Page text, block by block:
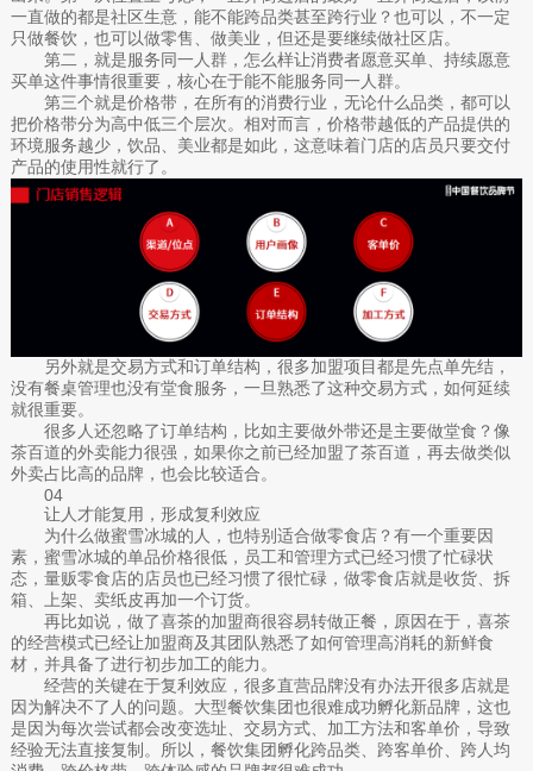
一直做的都是社区生意，能不能跨品类甚至跨行业？也可以，不一定
只做餐饮，也可以做零售、做美业，但还是要继续做社区店。
第二，就是服务同一人群，怎么样让消费者愿意买单、持续愿意
买单这件事情很重要，核心在于能不能服务同一人群。
第三个就是价格带，在所有的消费行业，无论什么品类，都可以
把价格带分为高中低三个层次。相对而言，价格带越低的产品提供的
环境服务越少，饮品、美业都是如此，这意味着门店的店员只要交付
产品的使用性就行了。
另外就是交易方式和订单结构，很多加盟项目都是先点单先结，
没有餐桌管理也没有堂食服务，一旦熟悉了这种交易方式，如何延续
就很重要。
很多人还忽略了订单结构，比如主要做外带还是主要做堂食？像
茶百道的外卖能力很强，如果你之前已经加盟了茶百道，再去做类似
外卖占比高的品牌，也会比较适合。
04
让人才能复用，形成复利效应
为什么做蜜雪冰城的人，也特别适合做零食店？有一个重要因
素，蜜雪冰城的单品价格很低，员工和管理方式已经习惯了忙碌状
态，量贩零食店的店员也已经习惯了很忙碌，做零食店就是收货、拆
箱、上架、卖纸皮再加一个订货。
再比如说，做了喜茶的加盟商很容易转做正餐，原因在于，喜茶
的经营模式已经让加盟商及其团队熟悉了如何管理高消耗的新鲜食
材，并具备了进行初步加工的能力。
经营的关键在于复利效应，很多直营品牌没有办法开很多店就是
因为解决不了人的问题。大型餐饮集团也很难成功孵化新品牌，这也
是因为每次尝试都会改变选址、交易方式、加工方法和客单价，导致
经验无法直接复制。所以，餐饮集团孵化跨品类、跨客单价、跨人均